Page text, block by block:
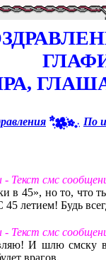
По
- Текст смс
в 45», но то, что
летием! Будь
- Текст смс
И шлю смску
врагов.